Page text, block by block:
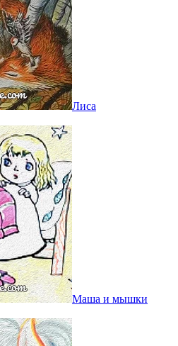
Лиса
Маша и мышки